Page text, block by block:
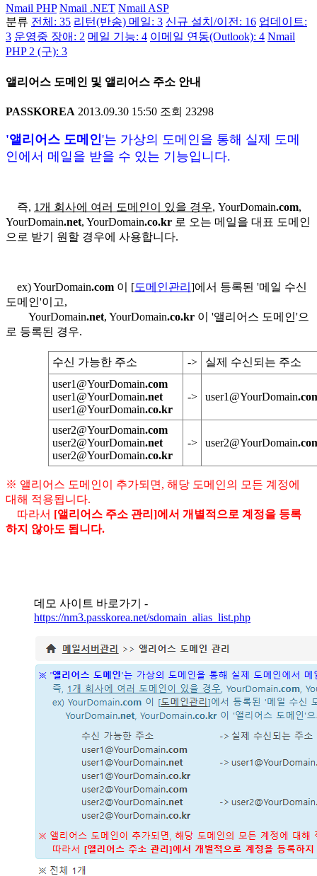
Nmail PHP Nmail .NET Nmail ASP
분류 전체: 35 리턴(반송) 메일: 3 신규 설치/이전: 16 업데이트:
3 운영중 장애: 2 메일 기능: 4 이메일 연동(Outlook): 4 Nmail
PHP 2 (구): 3
앨리어스 도메인 및 앨리어스 주소 안내
PASSKOREA 2013.09.30 15:50 조회 23298
'앨리어스 도메인'는 가상의 도메인을 통해 실제 도메
인에서 메일을 받을 수 있는 기능입니다.
즉, 1개 회사에 여러 도메인이 있을 경우, YourDomain.com,
YourDomain.net, YourDomain.co.kr 로 오는 메일을 대표 도메인
으로 받기 원할 경우에 사용합니다.
ex) YourDomain.com 이 [도메인관리 ]에서 등록된 '메일 수신
도메인'이고,
YourDomain.net, YourDomain.co.kr 이 '앨리어스 도메인'으
로 등록된 경우.
수신 가능한 주소 ->
실제 수신되는 주소
user1@YourDomain.com
user1@YourDomain.net
user1@YourDomain.co.kr
-> user1@YourDomain
user2@YourDomain.com
user2@YourDomain.net
user2@YourDomain.co.kr
-> user2@YourDomain
※ 앨리어스 도메인이 추가되면, 해당 도메인의 모든 계정에
대해 적용됩니다.
따라서 [앨리어스 주소 관리]에서 개별적으로 계정을 등록
하지 않아도 됩니다.
데모 사이트 바로가기 -
https://nm3.passkorea.net/sdomain_alias_list.php